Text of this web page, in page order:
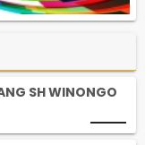
SH WINONGO